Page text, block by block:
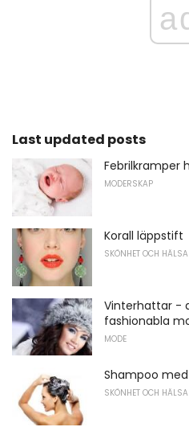
Last updated posts
Febrilkramper
MODERSKAP
Korall läppstift
SKÖNHET OCH HÄLSA
Vinterhattar -
fashionabla
MODE
Shampoo
SKÖNHET OCH HÄLSA